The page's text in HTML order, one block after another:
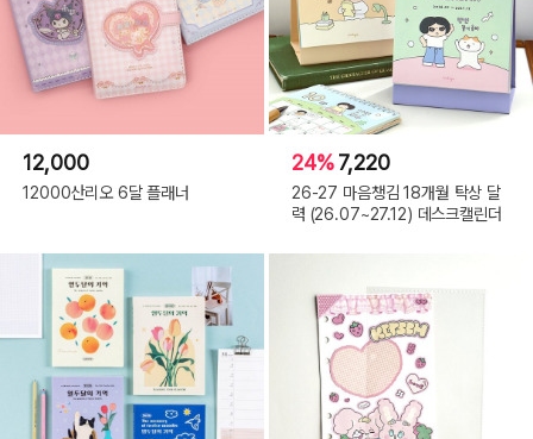
12,000
12000산리오 6달 플래너
24%7,220
26-27 마음챙김 18개월 탁상 달
력 (26.07~27.12) 데스크캘린더